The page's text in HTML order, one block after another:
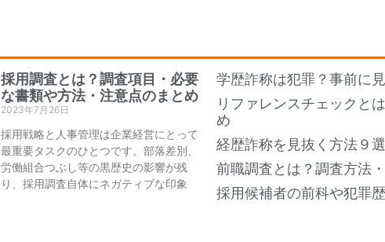
採用調査とは？調査項目・必要
な書類や方法・注意点のまとめ
2023年7月26日
採用戦略と人事管理は企業経営にとって
最重要タスクのひとつです。部落差別、
労働組合つぶし等の黒歴史の影響が残
り、採用調査自体にネガティブな印象
学歴詐称は犯罪？事前に
リファレンスチェックと
め
経歴詐称を見抜く方法９
前職調査とは？調査方法
採用候補者の前科や犯罪